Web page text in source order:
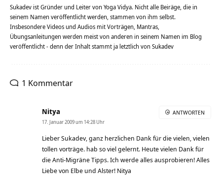
Sukadev ist Gründer und Leiter von Yoga Vidya. Nicht alle Beiräge, die in
seinem Namen veröffentlicht werden, stammen von ihm selbst.
Insbesondere Videos und Audios mit Vorträgen, Mantras,
Übungsanleitungen werden meist von anderen in seinem Namen im Blog
veröffentlicht - denn der Inhalt stammt ja letztlich von Sukadev
1 Kommentar
Nitya
17. Januar 2009 um 14:28 Uhr
Lieber Sukadev, ganz herzlichen Dank für die vielen, vielen
tollen vorträge. hab so viel gelernt. Heute vielen Dank für
die Anti-Migräne Tipps. Ich werde alles ausprobieren! Alles
Liebe von Elbe und Alster! Nitya
ANTWORTEN